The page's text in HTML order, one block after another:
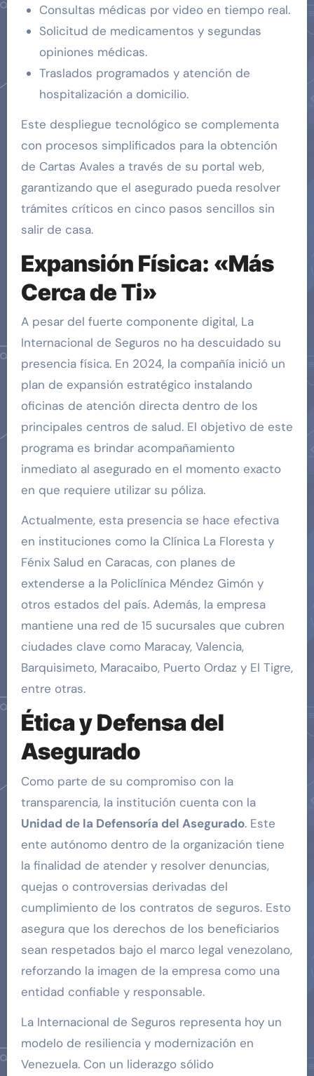
Consultas médicas por video en tiempo real.
Solicitud de medicamentos y segundas
opiniones médicas.
Traslados programados y atención de
hospitalización a domicilio.
Este despliegue tecnológico se complementa
con procesos simplificados para la obtención
de Cartas Avales a través de su portal web,
garantizando que el asegurado pueda resolver
trámites críticos en cinco pasos sencillos sin
salir de casa.
Expansión Física: «Más
Cerca de Ti»
A pesar del fuerte componente digital, La
Internacional de Seguros no ha descuidado su
presencia física. En 2024, la compañía inició un
plan de expansión estratégico instalando
oficinas de atención directa dentro de los
principales centros de salud. El objetivo de este
programa es brindar acompañamiento
inmediato al asegurado en el momento exacto
en que requiere utilizar su póliza.
Actualmente, esta presencia se hace efectiva
en instituciones como la Clínica La Floresta y
Fénix Salud en Caracas, con planes de
extenderse a la Policlínica Méndez Gimón y
otros estados del país. Además, la empresa
mantiene una red de 15 sucursales que cubren
ciudades clave como Maracay, Valencia,
Barquisimeto, Maracaibo, Puerto Ordaz y El Tigre,
entre otras.
Ética y Defensa del
Asegurado
Como parte de su compromiso con la
transparencia, la institución cuenta con la
Unidad de la Defensoría del Asegurado. Este
ente autónomo dentro de la organización tiene
la finalidad de atender y resolver denuncias,
quejas o controversias derivadas del
cumplimiento de los contratos de seguros. Esto
asegura que los derechos de los beneficiarios
sean respetados bajo el marco legal venezolano,
reforzando la imagen de la empresa como una
entidad confiable y responsable.
La Internacional de Seguros representa hoy un
modelo de resiliencia y modernización en
Venezuela. Con un liderazgo sólido